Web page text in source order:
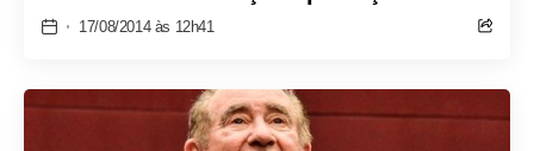
17/08/2014 às 12h41